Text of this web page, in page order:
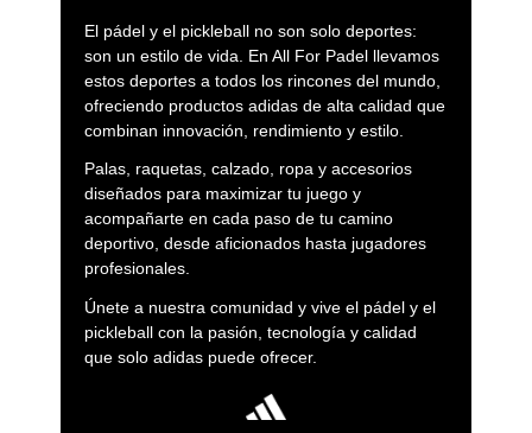
El pádel y el pickleball no son solo deportes:
son un estilo de vida. En All For Padel llevamos
estos deportes a todos los rincones del mundo,
ofreciendo productos adidas de alta calidad que
combinan innovación, rendimiento y estilo.
Palas, raquetas, calzado, ropa y accesorios
diseñados para maximizar tu juego y
acompañarte en cada paso de tu camino
deportivo, desde aficionados hasta jugadores
profesionales.
Únete a nuestra comunidad y vive el pádel y el
pickleball con la pasión, tecnología y calidad
que solo adidas puede ofrecer.